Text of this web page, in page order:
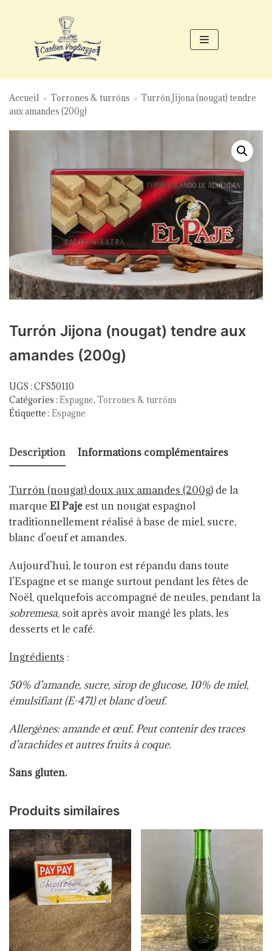
contenu
Accueil » Torrones & turróns » Turrón Jijona (nougat) tendre
aux amandes (200g)
Turrón Jijona (nougat) tendre aux
amandes (200g)
UGS : CFS50110
Catégories : Espagne, Torrones & turróns
Étiquette : Espagne
Description Informations complémentaires
Turrón (nougat) doux aux amandes (200g) de la
marque El Paje est un nougat espagnol
traditionnellement réalisé à base de miel, sucre,
blanc d’oeuf et amandes.
Aujourd’hui, le touron est répandu dans toute
l’Espagne et se mange surtout pendant les fêtes de
Noël, quelquefois accompagné de neules, pendant la
sobremesa, soit après avoir mangé les plats, les
desserts et le café.
Ingrédients :
50% d’amande, sucre, sirop de glucose, 10% de miel,
émulsifiant (E-471) et blanc d’oeuf.
Allergènes: amande et œuf. Peut contenir des traces
d’arachides et autres fruits à coque.
Sans gluten.
Produits similaires